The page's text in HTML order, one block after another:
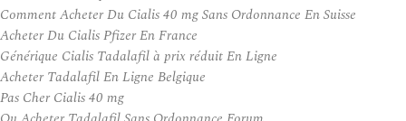
Comment Acheter Du Cialis 40 mg Sans Ordonnance En Suisse
Acheter Du Cialis Pfizer En France
Générique Cialis Tadalafil à prix réduit En Ligne
Acheter Tadalafil En Ligne Belgique
Pas Cher Cialis 40 mg